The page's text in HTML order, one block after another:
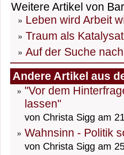
Weitere Artikel von
Leben wird Arbeit
Traum als
Auf der Suche
Andere Artikel aus
"Vor dem
lassen"
von Christa Sigg am
Wahnsinn - Politik
von Christa Sigg am